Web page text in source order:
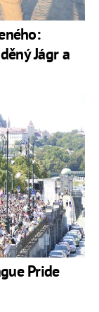
Jágr a
Pride